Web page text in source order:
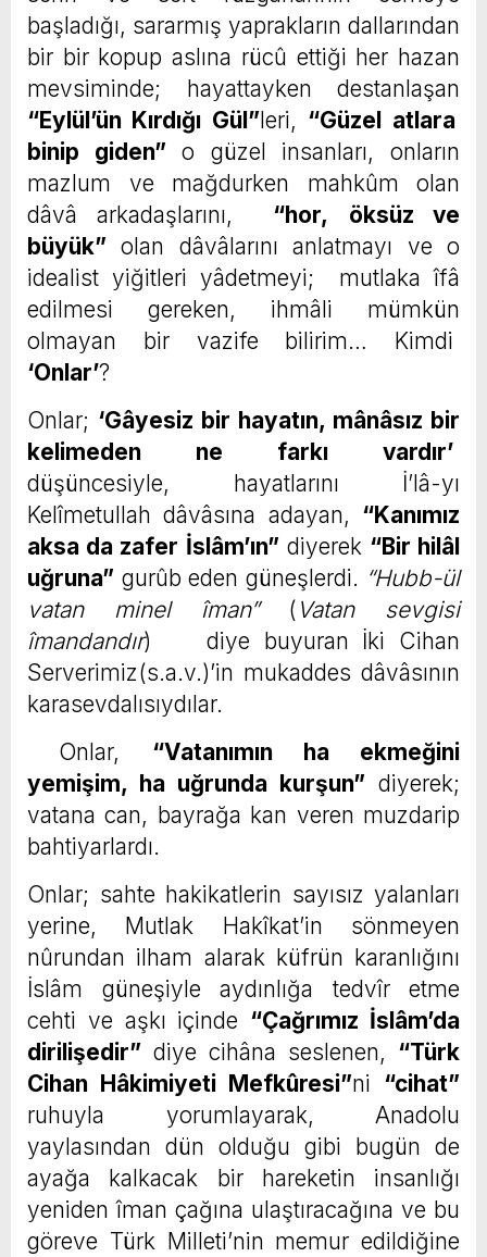
başladığı, sararmış yaprakların dallarından
bir bir kopup aslına rücû ettiği her hazan
mevsiminde; hayattayken destanlaşan
“Eylül’ün Kırdığı Gül”leri, “Güzel atlara
binip giden” o güzel insanları, onların
mazlum ve mağdurken mahkûm olan
dâvâ arkadaşlarını, “hor,
öksüz ve
büyük” olan dâvâlarını anlatmayı ve o
idealist yiğitleri yâdetmeyi; mutlaka îfâ
edilmesi gereken, ihmâli mümkün
olmayan bir vazife bilirim… Kimdi
‘Onlar’?
Onlar; ‘Gâyesiz bir hayatın, mânâsız bir
kelimeden ne farkı vardır’
düşüncesiyle, hayatlarını İ’lâ-yı
Kelîmetullah dâvâsına adayan, “Kanımız
aksa da zafer İslâm’ın” diyerek “Bir hilâl
uğruna” gurûb eden güneşlerdi. “Hubb-ül
vatan minel îman”( Vatan sevgisi
îmandandır) diye buyuran İki Cihan
Serverimiz(s.a.v.)’in mukaddes dâvâsının
karasevdalısıydılar.
Onlar, “Vatanımın ha ekmeğini
yemişim, ha uğrunda kurşun” diyerek;
vatana can, bayrağa kan veren muzdarip
bahtiyarlardı.
Onlar; sahte hakikatlerin sayısız yalanları
yerine, Mutlak Hakîkat’in sönmeyen
nûrundan ilham alarak küfrün karanlığını
İslâm güneşiyle aydınlığa tedvîr etme
cehti ve aşkı içinde “Çağrımız İslâm’da
dirilişedir” diye cihâna seslenen, “Türk
Cihan Hâkimiyeti Mefkûresi”ni “cihat”
ruhuyla yorumlayarak, Anadolu
yaylasından dün olduğu gibi bugün de
ayağa kalkacak bir hareketin insanlığı
yeniden îman çağına ulaştıracağına ve bu
göreve Türk Milleti’nin memur edildiğine